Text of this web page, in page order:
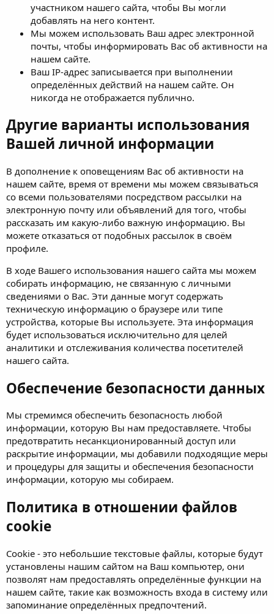
участником нашего сайта, чтобы Вы могли
добавлять на него контент.
Мы можем использовать Ваш адрес электронной
почты, чтобы информировать Вас об активности на
нашем сайте.
Ваш IP-адрес записывается при выполнении
определённых действий на нашем сайте. Он
никогда не отображается публично.
Другие варианты использования
Вашей личной информации
В дополнение к оповещениям Вас об активности на
нашем сайте, время от времени мы можем связываться
со всеми пользователями посредством рассылки на
электронную почту или объявлений для того, чтобы
рассказать им какую-либо важную информацию. Вы
можете отказаться от подобных рассылок в своём
профиле.
В ходе Вашего использования нашего сайта мы можем
собирать информацию, не связанную с личными
сведениями о Вас. Эти данные могут содержать
техническую информацию о браузере или типе
устройства, которые Вы используете. Эта информация
будет использоваться исключительно для целей
аналитики и отслеживания количества посетителей
нашего сайта.
Обеспечение безопасности данных
Мы стремимся обеспечить безопасность любой
информации, которую Вы нам предоставляете. Чтобы
предотвратить несанкционированный доступ или
раскрытие информации, мы добавили подходящие меры
и процедуры для защиты и обеспечения безопасности
информации, которую мы собираем.
Политика в отношении файлов
cookie
Cookie - это небольшие текстовые файлы, которые будут
установлены нашим сайтом на Ваш компьютер, они
позволят нам предоставлять определённые функции на
нашем сайте, такие как возможность входа в систему или
запоминание определённых предпочтений.